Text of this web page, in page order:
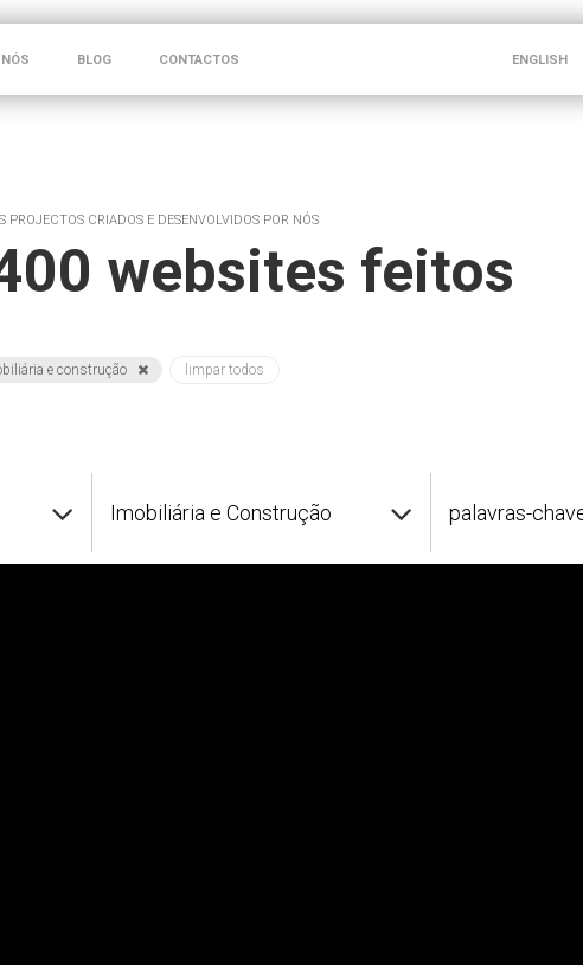
BLOG CONTACTOS ENGLISH
PROJECTOS CRIADOS E DESENVOLVIDOS POR NÓS
websites feitos
e construção limpar todos
Imobiliária e Construção